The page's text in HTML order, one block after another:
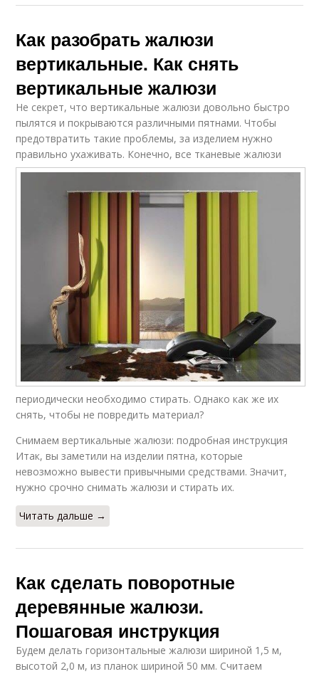
Как разобрать жалюзи
вертикальные. Как снять
вертикальные жалюзи
Не секрет, что вертикальные жалюзи довольно быстро
пылятся и покрываются различными пятнами. Чтобы
предотвратить такие проблемы, за изделием нужно
правильно ухаживать. Конечно, все тканевые жалюзи
периодически необходимо стирать. Однако как же их
снять, чтобы не повредить материал?
Снимаем вертикальные жалюзи: подробная инструкция
Итак, вы заметили на изделии пятна, которые
невозможно вывести привычными средствами. Значит,
нужно срочно снимать жалюзи и стирать их.
Читать дальше →
Как сделать поворотные
деревянные жалюзи.
Пошаговая инструкция
Будем делать горизонтальные жалюзи шириной 1,5 м,
высотой 2,0 м, из планок шириной 50 мм. Считаем